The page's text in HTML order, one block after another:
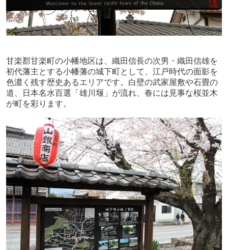
甘楽郡甘楽町の小幡地区は、織田信長の次男・織田信雄を
初代藩主とする小幡藩の城下町として、江戸時代の面影を
色濃く残す歴史あるエリアです。白壁の武家屋敷や石畳の
道、日本名水百選「雄川堰」が流れ、春には見事な桜並木
が町を彩ります。